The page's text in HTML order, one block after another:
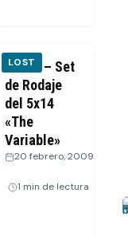
LOST
VIDEO – Set
de Rodaje
del 5x14
«The
Variable»
20 febrero, 2009
1 min de lectura